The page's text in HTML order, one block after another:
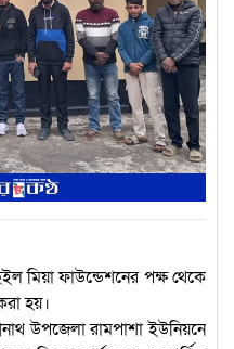
মিয়া ফাউন্ডেশনের পক্ষ থেকে
হয়।
উপজেলা রামপাশা ইউনিয়নে